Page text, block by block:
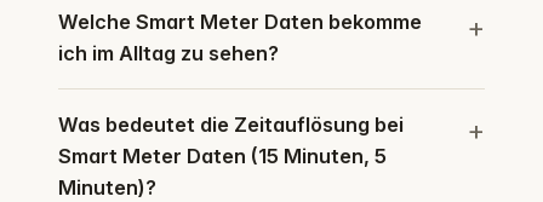
Welche Smart Meter Daten bekomme
ich im Alltag zu sehen?
Was bedeutet die Zeitauflösung bei
Smart Meter Daten (15 Minuten, 5
Minuten)?